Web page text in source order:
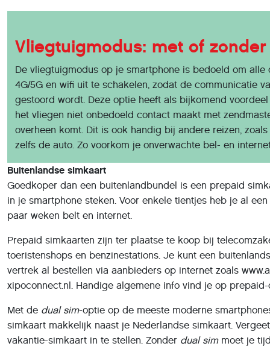
Vliegtuigmodus: met of
De vliegtuigmodus op je smartphone is bedoeld om
4G/5G en wifi uit te schakelen, zodat de communicatie
gestoord wordt. Deze optie heeft als bijkomend
het vliegen niet onbedoeld contact maakt met
overheen komt. Dit is ook handig bij andere reizen,
zelfs de auto. Zo voorkom je onverwachte bel- en
Buitenlandse simkaart
Goedkoper dan een buitenlandbundel is een prepaid
in je smartphone steken. Voor enkele tientjes heb je al
paar weken belt en internet.
Prepaid simkaarten zijn ter plaatse te koop bij
toeristenshops en benzinestations. Je kunt een
vertrek al bestellen via aanbieders op internet zoals
xipoconnect.nl. Handige algemene info vind je op
Met de dual sim-optie op de meeste moderne
simkaart makkelijk naast je Nederlandse simkaart.
vakantie-simkaart in te stellen. Zonder dual simmoet je